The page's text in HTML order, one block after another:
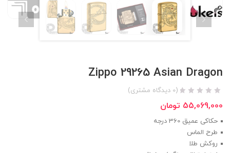
Zippo 29265 Asian Dragon
(
0 دیدگاه مشتری)
55,069,000 تومان
حکاکی عمیق 360 درجه
طرح الماس
روکش طلا